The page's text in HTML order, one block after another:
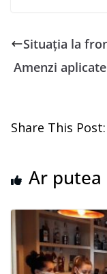
Situaţia la
Amenzi
Share This Post:
Ar putea